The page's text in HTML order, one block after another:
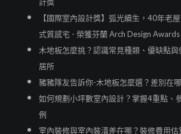
計獎
【國際室內設計獎】弧光續生，40年老
式質感宅 - 榮獲芬蘭 Arch Design
木地板怎麼挑？認識常見種類、優缺點
居所
豬豬隊友告訴你-木地板怎麼選？差別在
如何規劃小坪數室內設計？掌握4重點、
例
室內裝修與室內裝潢差在哪？裝修費用